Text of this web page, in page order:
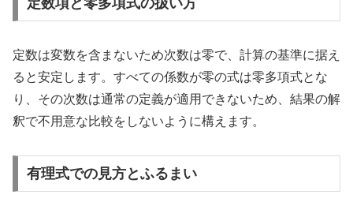
定数項と零多項式の扱い方
定数は変数を含まないため次数は零で、計算の基準に据え
ると安定します。すべての係数が零の式は零多項式とな
り、その次数は通常の定義が適用できないため、結果の解
釈で不用意な比較をしないように構えます。
有理式での見方とふるまい